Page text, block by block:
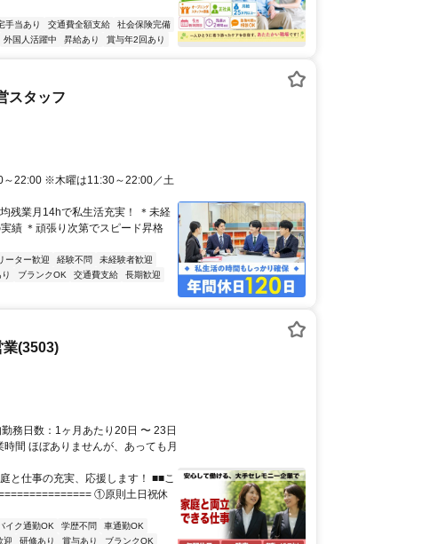
手当あり 交通費全額支給
社会保険完備
外国人活躍中 昇給あり 賞与年2回あり
スタッフ
～22:00 ※木曜は11:30～22:00／土
残業月14hで私生活充実！ ＊未経
績 ＊頑張り次第でスピード昇格
ーター歓迎 経験不問
未経験者歓迎
ブランクOK 交通費支給
長期歓迎
(3503)
務日数：1ヶ月あたり20日 〜 23日
間 ほぼありませんが、あっても月
と仕事の充実、応援します！ ■■こ
①原則土日祝休
イク通勤OK 学歴不問
車通勤OK
迎 研修あり 賞与あり
ブランクOK